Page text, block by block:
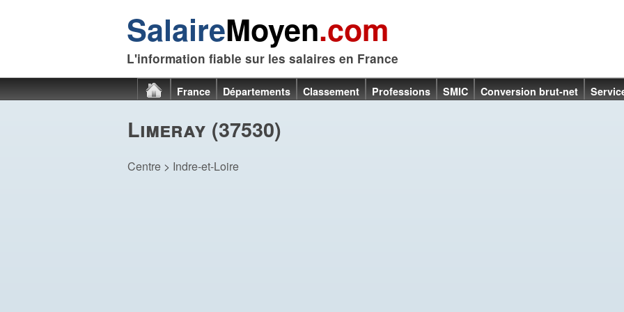
SalaireMoyen.com
L'information fiable sur les salaires en France
France Départements Classement Professions SMIC Conversion brut-net
Limeray (37530)
Centre > Indre-et-Loire